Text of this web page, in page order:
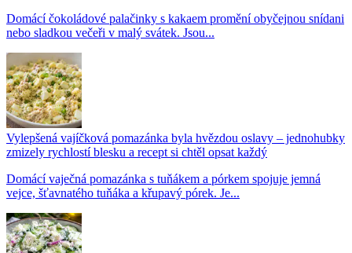
Domácí čokoládové palačinky s kakaem promění obyčejnou snídani
nebo sladkou večeři v malý svátek. Jsou...
Vylepšená vajíčková pomazánka byla hvězdou oslavy – jednohubky
zmizely rychlostí blesku a recept si chtěl opsat každý
Domácí vaječná pomazánka s tuňákem a pórkem spojuje jemná
vejce, šťavnatého tuňáka a křupavý pórek. Je...